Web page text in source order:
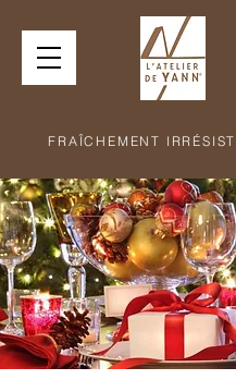
FRAÎCHEMENT